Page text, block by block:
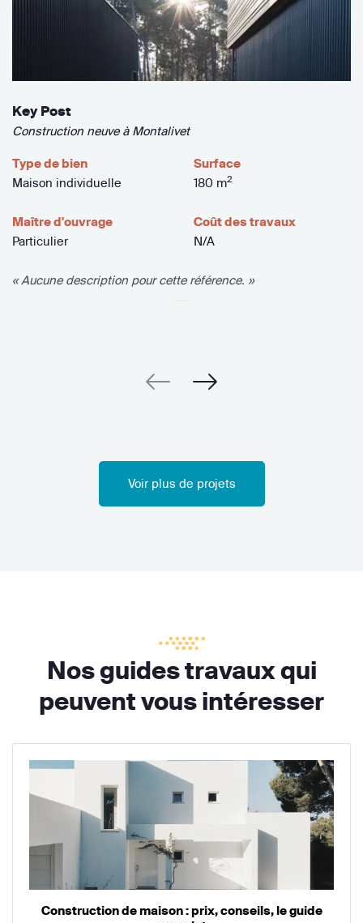
Key Post
Construction neuve à Montalivet
Type de bien
Maison individuelle
Surface
180 m2
Maître d'ouvrage
Particulier
Coût des travaux
N/A
« Aucune description pour cette référence. »
Voir plus de projets
Nos guides travaux qui
peuvent vous intéresser
Construction de maison : prix, conseils, le guide